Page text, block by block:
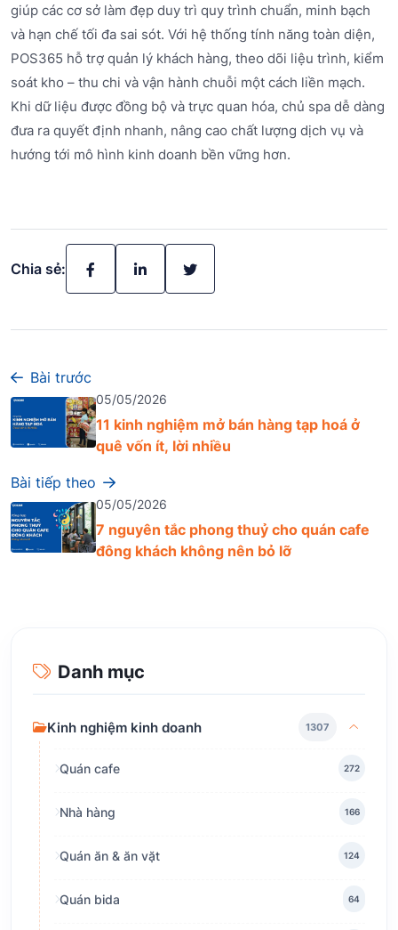
giúp các cơ sở làm đẹp duy trì quy trình chuẩn, minh bạch
và hạn chế tối đa sai sót. Với hệ thống tính năng toàn diện,
POS365 hỗ trợ quản lý khách hàng, theo dõi liệu trình, kiểm
soát kho – thu chi và vận hành chuỗi một cách liền mạch.
Khi dữ liệu được đồng bộ và trực quan hóa, chủ spa dễ dàng
đưa ra quyết định nhanh, nâng cao chất lượng dịch vụ và
hướng tới mô hình kinh doanh bền vững hơn.
Chia sẻ:
Bài trước
05/05/2026
11 kinh nghiệm mở bán hàng tạp hoá ở
quê vốn ít, lời nhiều
Bài tiếp theo
05/05/2026
7 nguyên tắc phong thuỷ cho quán cafe
đông khách không nên bỏ lỡ
Danh mục
Kinh nghiệm kinh doanh 1307
Quán cafe 272
Nhà hàng 166
Quán ăn & ăn vặt 124
Quán bida 64